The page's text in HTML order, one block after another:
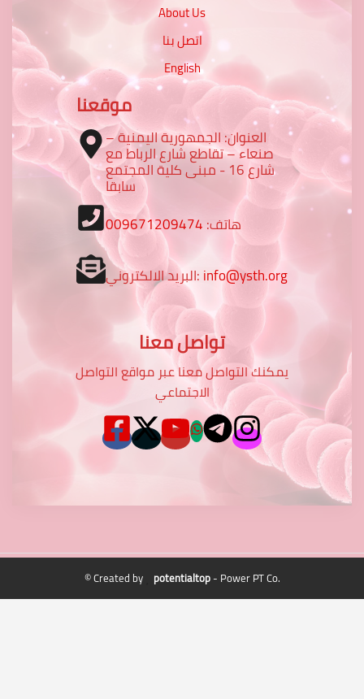
About Us
اتصل بنا
English
موقعنا
العنوان: الجمهورية اليمنية –
صنعاء – تقاطع شارع الرباط مع
شارع 16 - مبنى كلية المجتمع
سابقا
هاتف:009671209474
البريد الالكتروني:info@ysth.org
تواصل معنا
يمكنك التواصل معنا عبر مواقع التواصل
الاجتماعي
© Created by potentialtop- Power PT Co.